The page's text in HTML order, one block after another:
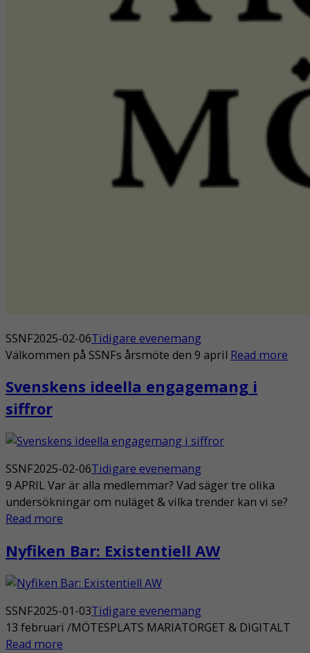
SSNF2025-02-06Tidigare evenemang
Välkommen på SSNFs årsmöte den 9 april Read more
Svenskens ideella engagemang i
siffror
SSNF2025-02-06Tidigare evenemang
9 APRIL Var är alla medlemmar? Vad säger tre olika
undersökningar om nuläget & vilka trender kan vi se?
Read more
Nyfiken Bar: Existentiell AW
SSNF2025-01-03Tidigare evenemang
13 februari /MÖTESPLATS MARIATORGET & DIGITALT
Read more